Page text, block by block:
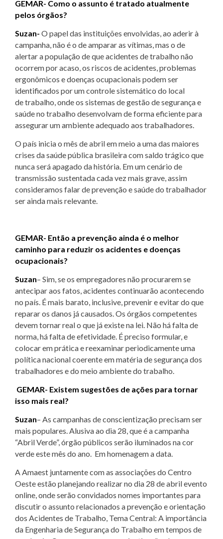
GEMAR- Como o assunto é tratado atualmente
pelos órgãos?
Suzan- O papel das instituições envolvidas, ao aderir à
campanha, não é o de amparar as vítimas, mas o de
alertar a população de que acidentes de trabalho não
ocorrem por acaso, os riscos de acidentes, problemas
ergonômicos e doenças ocupacionais podem ser
identificados por um controle sistemático do local
de trabalho, onde os sistemas de gestão de segurança e
saúde no trabalho desenvolvam de forma eficiente para
assegurar um ambiente adequado aos trabalhadores.
O país inicia o mês de abril em meio a uma das maiores
crises da saúde pública brasileira com saldo trágico que
nunca será apagado da história. Em um cenário de
transmissão sustentada cada vez mais grave, assim
consideramos falar de prevenção e saúde do trabalhador
ser ainda mais relevante.
GEMAR- Então a prevenção ainda é o melhor
caminho para reduzir os acidentes e doenças
ocupacionais?
Suzan– Sim, se os empregadores não procurarem se
antecipar aos fatos, acidentes continuarão acontecendo
no país. É mais barato, inclusive, prevenir e evitar do que
reparar os danos já causados. Os órgãos competentes
devem tornar real o que já existe na lei. Não há falta de
norma, há falta de efetividade. É preciso formular, e
colocar em prática e reexaminar periodicamente uma
política nacional coerente em matéria de segurança dos
trabalhadores e do meio ambiente do trabalho.
GEMAR- Existem sugestões de ações para tornar
isso mais real?
Suzan– As campanhas de conscientização precisam ser
mais populares. Alusiva ao dia 28, que é a campanha
“Abril Verde”, órgão públicos serão iluminados na cor
verde este mês do ano. Em homenagem a data.
A Amaest juntamente com as associações do Centro
Oeste estão planejando realizar no dia 28 de abril evento
online, onde serão convidados nomes importantes para
discutir o assunto relacionados a prevenção e orientação
dos Acidentes de Trabalho, Tema Central: A importância
da Engenharia de Segurança do Trabalho em tempos de